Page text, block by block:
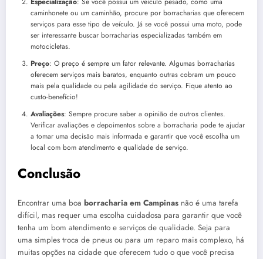
caminhonete ou um caminhão, procure por borracharias que oferecem
serviços para esse tipo de veículo. Já se você possui uma moto, pode
ser interessante buscar borracharias especializadas também em
motocicletas.
Preço: O preço é sempre um fator relevante. Algumas borracharias
oferecem serviços mais baratos, enquanto outras cobram um pouco
mais pela qualidade ou pela agilidade do serviço. Fique atento ao
custo-benefício!
Avaliações: Sempre procure saber a opinião de outros clientes.
Verificar avaliações e depoimentos sobre a borracharia pode te ajudar
a tomar uma decisão mais informada e garantir que você escolha um
local com bom atendimento e qualidade de serviço.
Conclusão
Encontrar uma boa borracharia em Campinas não é uma tarefa
difícil, mas requer uma escolha cuidadosa para garantir que você
tenha um bom atendimento e serviços de qualidade. Seja para
uma simples troca de pneus ou para um reparo mais complexo, há
muitas opções na cidade que oferecem tudo o que você precisa